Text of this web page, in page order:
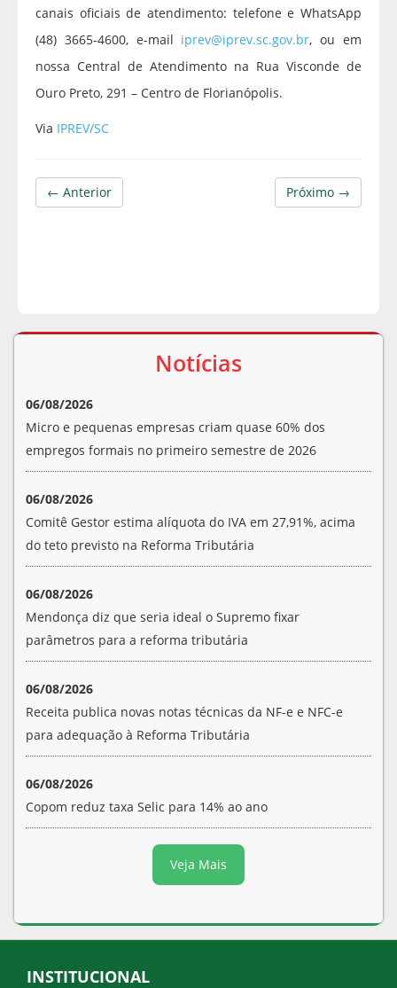
canais oficiais de atendimento: telefone e WhatsApp
(48) 3665-4600, e-mail iprev@iprev.sc.gov.br, ou em
nossa Central de Atendimento na Rua Visconde de
Ouro Preto, 291 – Centro de Florianópolis.
Via IPREV/SC
Próximo →
← Anterior
Notícias
06/08/2026
Micro e pequenas empresas criam quase 60% dos
empregos formais no primeiro semestre de 2026
06/08/2026
Comitê Gestor estima alíquota do IVA em 27,91%, acima
do teto previsto na Reforma Tributária
06/08/2026
Mendonça diz que seria ideal o Supremo fixar
parâmetros para a reforma tributária
06/08/2026
Receita publica novas notas técnicas da NF-e e NFC-e
para adequação à Reforma Tributária
06/08/2026
Copom reduz taxa Selic para 14% ao ano
Veja Mais
INSTITUCIONAL